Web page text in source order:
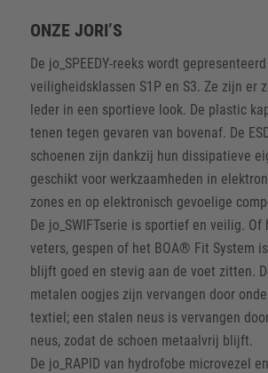
ONZE JORI’S
De jo_SPEEDY-reeks wordt
veiligheidsklassen S1P en S3. Ze zijn er
leder in een sportieve look. De plastic
tenen tegen gevaren van bovenaf. De
schoenen zijn dankzij hun dissipatieve
geschikt voor werkzaamheden in
zones en op elektronisch gevoelige
De jo_SWIFTserie is sportief en veilig. Of
veters, gespen of het BOA® Fit System
blijft goed en stevig aan de voet zitten.
metalen oogjes zijn vervangen door
textiel; een stalen neus is vervangen
neus, zodat de schoen metaalvrij blijft.
De jo_RAPID van hydrofobe microvezel